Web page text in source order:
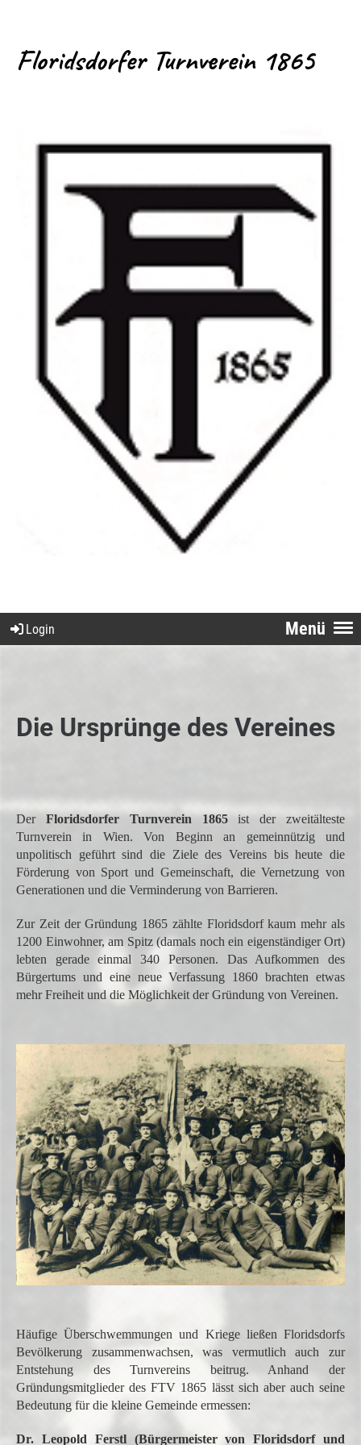
Floridsdorfer Turnverein 1865
Menü
Login
Die Ursprünge des Vereines
Der Floridsdorfer Turnverein 1865ist der zweitälteste
Turnverein in Wien. Von Beginn an gemeinnützig und
unpolitisch geführt sind die Ziele des Vereins bis heute die
Förderung von Sport und Gemeinschaft, die Vernetzung von
Generationen und die Verminderung von Barrieren.
Zur Zeit der Gründung 1865 zählte Floridsdorf kaum mehr als
1200 Einwohner, am Spitz (damals noch ein eigenständiger Ort)
lebten gerade einmal 340 Personen. Das Aufkommen des
Bürgertums und eine neue Verfassung 1860 brachten etwas
mehr Freiheit und die Möglichkeit der Gründung von Vereinen.
Häufige Überschwemmungen und Kriege ließen Floridsdorfs
Bevölkerung zusammenwachsen, was vermutlich auch zur
Entstehung des Turnvereins beitrug. Anhand der
Gründungsmitglieder des FTV 1865 lässt sich aber auch seine
Bedeutung für die kleine Gemeinde ermessen:
Dr. Leopold Ferstl (Bürgermeister von Floridsdorf und